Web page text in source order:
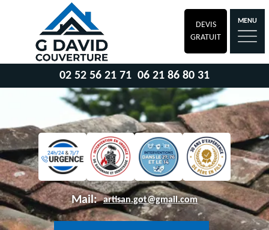
DEVIS
GRATUIT
MENU
02 52 56 21 71 06 21 86 80 31
Mail: artisan.got@gmail.com